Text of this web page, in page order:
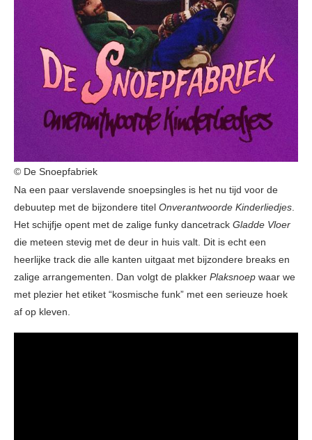
© De Snoepfabriek
Na een paar verslavende snoepsingles is het nu tijd voor de
debuutep met de bijzondere titel Onverantwoorde Kinderliedjes.
Het schijfje opent met de zalige funky dancetrack Gladde Vloer
die meteen stevig met de deur in huis valt. Dit is echt een
heerlijke track die alle kanten uitgaat met bijzondere breaks en
zalige arrangementen. Dan volgt de plakker Plaksnoep waar we
met plezier het etiket “kosmische funk” met een serieuze hoek
af op kleven.